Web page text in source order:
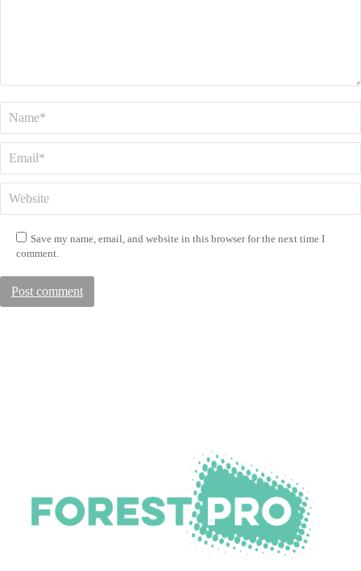
Save my name, email, and website in this browser for the next time I
comment.
Post comment